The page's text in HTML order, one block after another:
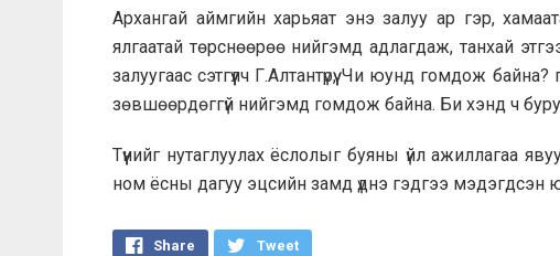
Архангай аймгийн харьяат энэ залуу ар гэр,
ялгаатай төрснөөрөө нийгэмд адлагдаж, танхай
залуугаас сэтгүүлч Г.Алтантүрүү, Чи юунд гомдож
зөвшөөрдөггүй нийгэмд гомдож байна. Би хэнд ч
Түүнийг нутаглуулах ёслолыг буяны үйл ажиллагаа
ном ёсны дагуу эцсийн замд үднэ гэдгээ мэдэгдсэн
Share Tweet